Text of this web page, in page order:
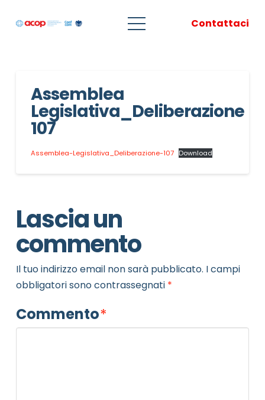
Contattaci
Assemblea
Legislativa_Deliberazione
107
Assemblea-Legislativa_Deliberazione-107 Download
Lascia un
commento
Il tuo indirizzo email non sarà pubblicato. I campi
obbligatori sono contrassegnati *
Commento*